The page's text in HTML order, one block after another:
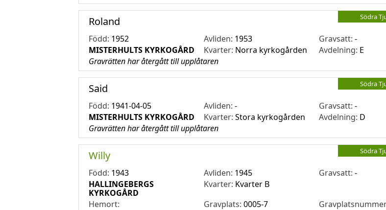
Södra
Roland
Född: 1952 Avliden: 1953 Gravsatt:-
MISTERHULTS KYRKOGÅRD
Kvarter: Norra kyrkogården Avdelning: E
Gravrätten har återgått till upplåtaren
Södra
Said
Född: 1941-04-05 Avliden:- Gravsatt:-
MISTERHULTS KYRKOGÅRD
Kvarter:Stora kyrkogården Avdelning: D
Gravrätten har återgått till upplåtaren
Södra
Willy
Född: 1943 Avliden: 1945 Gravsatt:-
HALLINGEBERGS
KYRKOGÅRD
Kvarter: Kvarter B
Hemort:
Gravplats:0005-7